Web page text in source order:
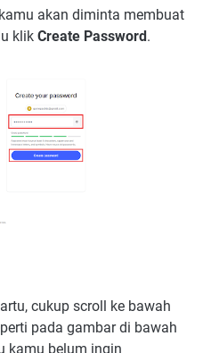
akan diminta membuat
klik Create Password.
cukup scroll ke bawah
pada gambar di bawah
kamu belum ingin